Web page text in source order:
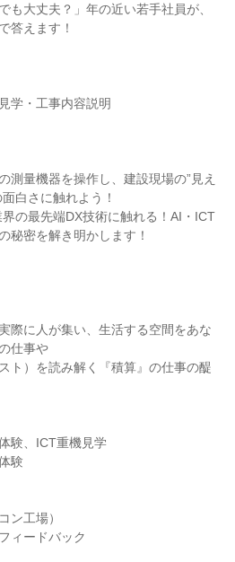
も大丈夫？」年の近い若手社員が、
答えます！
学・工事内容説明
測量機器を操作し、建設現場の”見え
白さに触れよう！
界の最先端DX技術に触れる！AI・ICT
秘密を解き明かします！
際に人が集い、生活する空間をあな
仕事や
ト）を読み解く『積算』の仕事の醍
験、ICT重機見学
験
ン工場）
ィードバック